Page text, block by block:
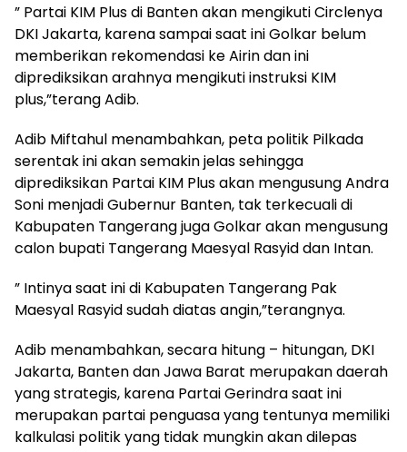
” Partai KIM Plus di Banten akan mengikuti Circlenya
DKI Jakarta, karena sampai saat ini Golkar belum
memberikan rekomendasi ke Airin dan ini
diprediksikan arahnya mengikuti instruksi KIM
plus,”terang Adib.
Adib Miftahul menambahkan, peta politik Pilkada
serentak ini akan semakin jelas sehingga
diprediksikan Partai KIM Plus akan mengusung Andra
Soni menjadi Gubernur Banten, tak terkecuali di
Kabupaten Tangerang juga Golkar akan mengusung
calon bupati Tangerang Maesyal Rasyid dan Intan.
” Intinya saat ini di Kabupaten Tangerang Pak
Maesyal Rasyid sudah diatas angin,”terangnya.
Adib menambahkan, secara hitung – hitungan, DKI
Jakarta, Banten dan Jawa Barat merupakan daerah
yang strategis, karena Partai Gerindra saat ini
merupakan partai penguasa yang tentunya memiliki
kalkulasi politik yang tidak mungkin akan dilepas